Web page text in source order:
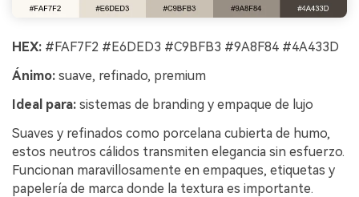
HEX: #FAF7F2 #E6DED3 #C9BFB3 #9A8F84 #4A433D
Ánimo: suave, refinado, premium
Ideal para: sistemas de branding y empaque de lujo
Suaves y refinados como porcelana cubierta de humo,
estos neutros cálidos transmiten elegancia sin esfuerzo.
Funcionan maravillosamente en empaques, etiquetas y
papelería de marca donde la textura es importante.